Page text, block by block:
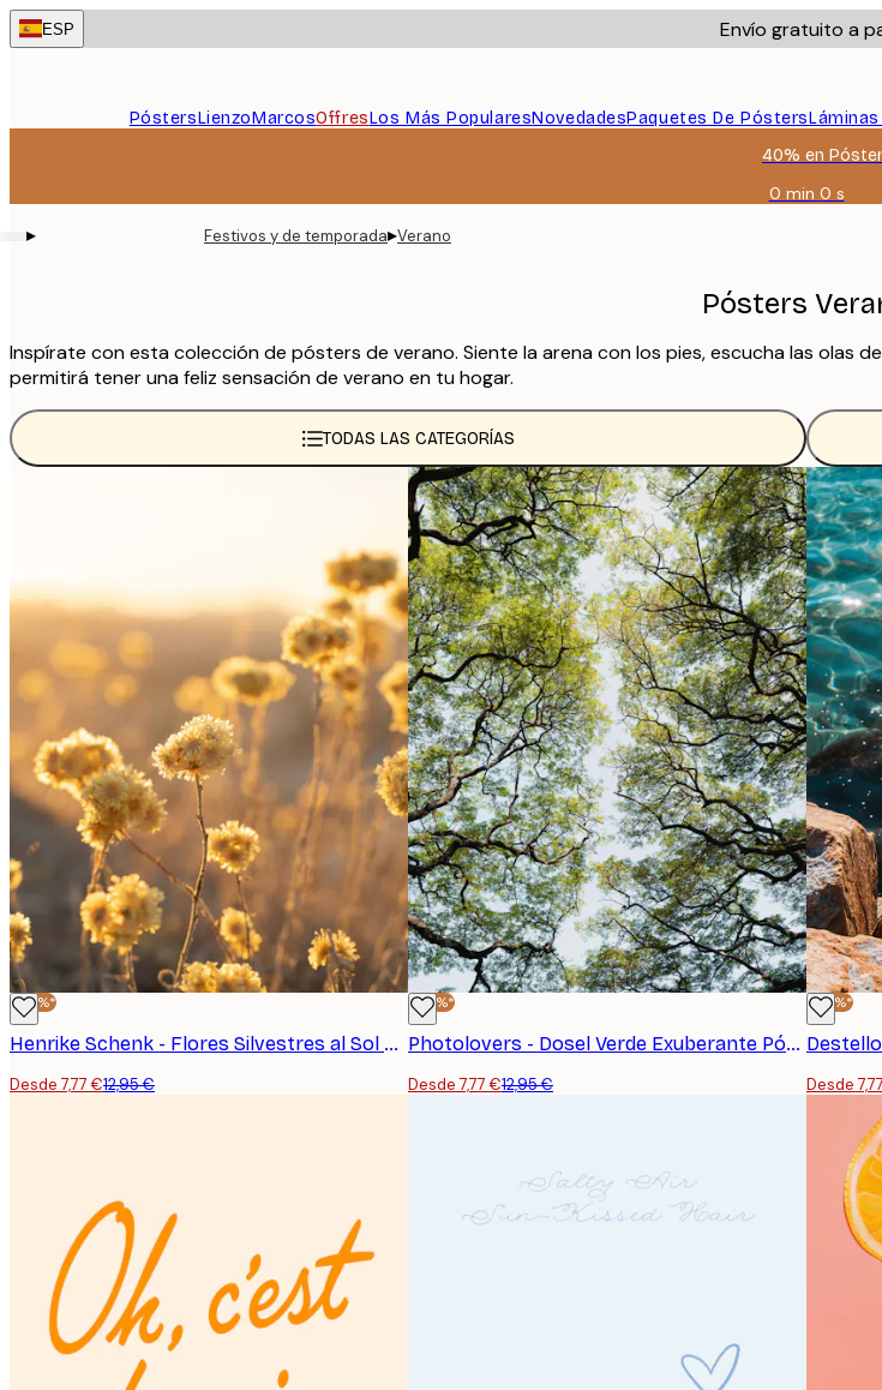
Skip
to
ESP Envío gratuito a
PóstersLienzoMarcosOffresLos Más PopularesNovedadesPaquetes De Pósters
40% en
0 min 0 s
Válido
09
▸ Festivos y de temporada▸Verano
Pósters
Inspírate con esta colección de pósters de verano. Siente la arena con los pies, escucha las olas
permitirá tener una feliz sensación de verano en tu hogar.
TODAS LAS CATEGORÍAS
-40%*
Henrike Schenk - Flores Silvestres al Sol Póster
Desde 7,77 €12,95 €
-40%*
Photolovers - Dosel Verde Exuberante Póster
Desde 7,77 €12,95 €
-40%*
Desde